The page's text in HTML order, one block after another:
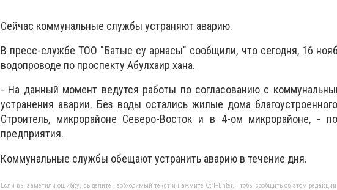
Сейчас коммунальные службы устраняют аварию.
В пресс-службе ТОО "Батыс су арнасы" сообщили, что сегодня, 16
водопроводе по проспекту Абулхаир хана.
- На данный момент ведутся работы по согласованию с
устранения аварии. Без воды остались жилые дома
Строитель, микрорайоне Северо-Восток и в 4-ом микрорайоне, -
предприятия.
Коммунальные службы обещают устранить аварию в течение дня.
Если вы заметили ошибку, выделите необходимый текст и нажмите Ctrl+Enter, чтобы сообщить об этом редакции